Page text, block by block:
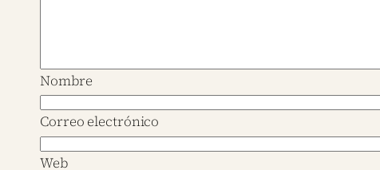
Nombre
Correo electrónico
Web